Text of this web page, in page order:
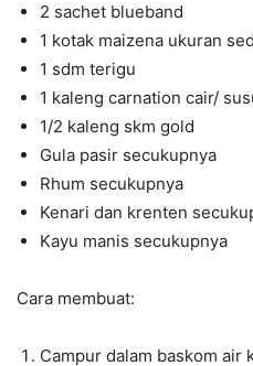
2 sachet blueband
1 kotak maizena ukuran
1 sdm terigu
1 kaleng carnation cair/
1/2 kaleng skm gold
Gula pasir secukupnya
Rhum secukupnya
Kenari dan krenten
Kayu manis secukupnya
Cara membuat:
Campur dalam baskom air